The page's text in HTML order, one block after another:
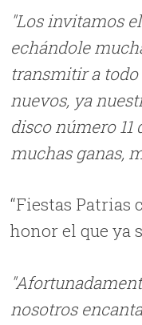
"Los invitamos
echándole
transmitir a
nuevos, ya
disco número
muchas ganas,
“Fiestas Patrias
honor el que ya
nosotros